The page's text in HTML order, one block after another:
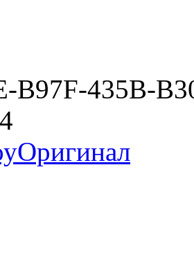
B97F-435B-
Оригинал